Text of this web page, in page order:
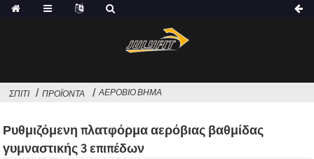
ΣΠΊΤΙ ΠΡΟΪΌΝΤΑ ΑΕΡΌΒΙΟ ΒΉΜΑ
Ρυθμιζόμενη πλατφόρμα αερόβιας βαθμίδας
γυμναστικής 3 επιπέδων